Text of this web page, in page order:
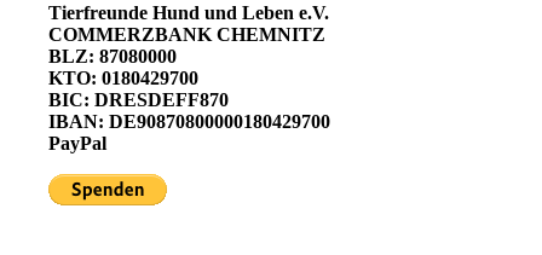
Tierfreunde Hund und Leben e.V.
COMMERZBANK CHEMNITZ
BLZ: 87080000
KTO: 0180429700
BIC: DRESDEFF870
IBAN: DE90870800000180429700
PayPal